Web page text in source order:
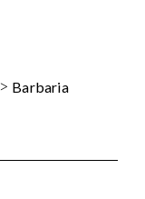
> Barbaria